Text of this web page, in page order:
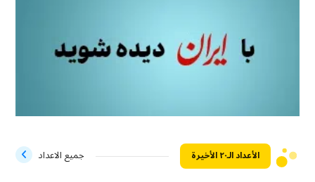
الأعداد الـ۲۰ الأخيرة جميع الاعداد